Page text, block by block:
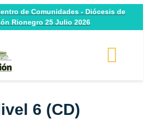
de Comunidades - Diócesis de
Rionegro 25 Julio 2026
6 (CD)